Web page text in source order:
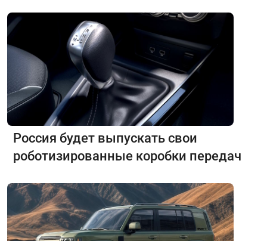
Россия будет выпускать свои
роботизированные коробки передач